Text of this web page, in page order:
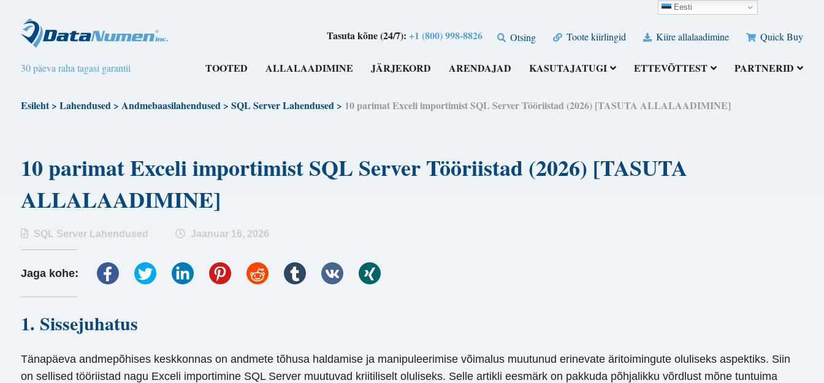
Tasuta kõne (24/7):+1 (800) 998-8826 Otsing Toote kiirlingid Kiire allalaadimine Quick Buy
30 päeva raha tagasi garantii TOOTED ALLALAADIMINE JÄRJEKORD ARENDAJAD KASUTAJATUGI ETTEVÕTTEST PARTNERID
Esileht> Lahendused> Andmebaasilahendused> SQL Server Lahendused> 10 parimat Exceli importimist SQL Server Tööriistad (2026) [TASUTA ALLALAADIMINE]
10 parimat Exceli importimist SQL Server Tööriistad (2026) [TASUTA
ALLALAADIMINE]
SQL Server Lahendused Jaanuar 16, 2026
Jaga kohe:
1. Sissejuhatus
Tänapäeva andmepõhises keskkonnas on andmete tõhusa haldamise ja manipuleerimise võimalus muutunud erinevate äritoimingute oluliseks aspektiks. Siin
on sellised tööriistad nagu Exceli importimine SQL Server muutuvad kriitiliselt oluliseks. Selle artikli eesmärk on pakkuda põhjalikku võrdlust mõne tuntuima
Eesti